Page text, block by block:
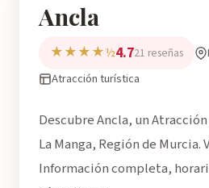
Ancla
★★★★½4.721 reseñas
Atracción turística
Descubre Ancla, un
La Manga, Región de Murcia.
Información completa,